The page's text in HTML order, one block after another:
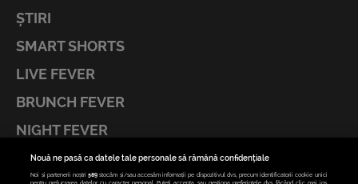
ȘTIRI
SMART SHORTS
LIVE FEVER
BRUNCH FEVER
NIGHT FEVER
LIVE FEVER CONCERT
Nouă ne pasă ca datele tale personale să rămână confidențiale
Noi și partenerii noștri589 stocăm și/sau accesăm informații pe dispozitivul dvs., precum identificatorii cookie unici